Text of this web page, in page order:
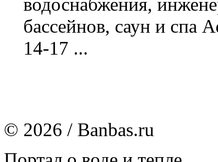
бассейнов, саун и спа
14-17 ...
© 2026 / Banbas.ru